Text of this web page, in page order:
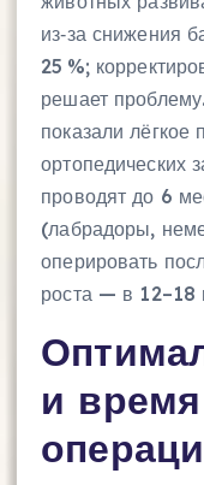
из‑за снижения
25 %;
решает
показали
ортопедических
проводят до 6
(лабрадоры,
оперировать
роста — в 12–18
и